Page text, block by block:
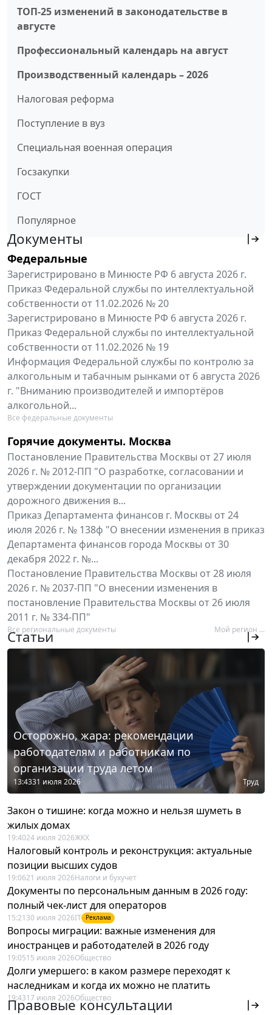
ТОП-25 изменений в законодательстве в
августе
Профессиональный календарь на август
Производственный календарь – 2026
Налоговая реформа
Поступление в вуз
Специальная военная операция
Госзакупки
ГОСТ
Популярное
Документы
Федеральные
Зарегистрировано в Минюсте РФ 6 августа 2026 г.
Приказ Федеральной службы по интеллектуальной
собственности от 11.02.2026 № 20
Зарегистрировано в Минюсте РФ 6 августа 2026 г.
Приказ Федеральной службы по интеллектуальной
собственности от 11.02.2026 № 19
Информация Федеральной службы по контролю за
алкогольным и табачным рынками от 6 августа 2026
г. "Вниманию производителей и импортёров
алкогольной...
Все федеральные документы
Горячие документы. Москва
Постановление Правительства Москвы от 27 июля
2026 г. № 2012-ПП "О разработке, согласовании и
утверждении документации по организации
дорожного движения в...
Приказ Департамента финансов г. Москвы от 24
июля 2026 г. № 138ф "О внесении изменения в приказ
Департамента финансов города Москвы от 30
декабря 2022 г. №...
Постановление Правительства Москвы от 28 июля
2026 г. № 2037-ПП "О внесении изменения в
постановление Правительства Москвы от 26 июля
2011 г. № 334-ПП"
Все региональные документы Мой регион ...
Статьи
Осторожно, жара: рекомендации
работодателям и работникам по
организации труда летом
13:4331 июля 2026 Труд
Закон о тишине: когда можно и нельзя шуметь в
жилых домах
19:4024 июля 2026ЖКХ
Налоговый контроль и реконструкция: актуальные
позиции высших судов
19:0621 июля 2026Налоги и бухучет
Документы по персональным данным в 2026 году:
полный чек-лист для операторов
15:21 30 июля 2026IT Реклама
Вопросы миграции: важные изменения для
иностранцев и работодателей в 2026 году
19:0515 июля 2026Общество
Долги умершего: в каком размере переходят к
наследникам и когда их можно не платить
19:4317 июля 2026Общество
Правовые консультации